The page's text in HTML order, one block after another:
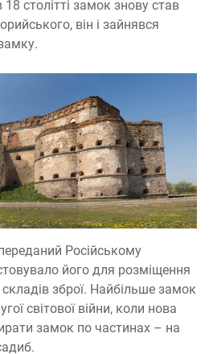
столітті замок знову став
він і зайнявся
Російському
його для розміщення
складів зброї. Найбільше замок
світової війни, коли нова
замок по частинах – на